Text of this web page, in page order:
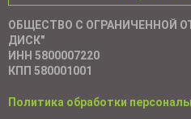
ОБЩЕСТВО С ОГРАНИЧЕННОЙ
ДИСК"
ИНН 5800007220
КПП 580001001
Политика обработки